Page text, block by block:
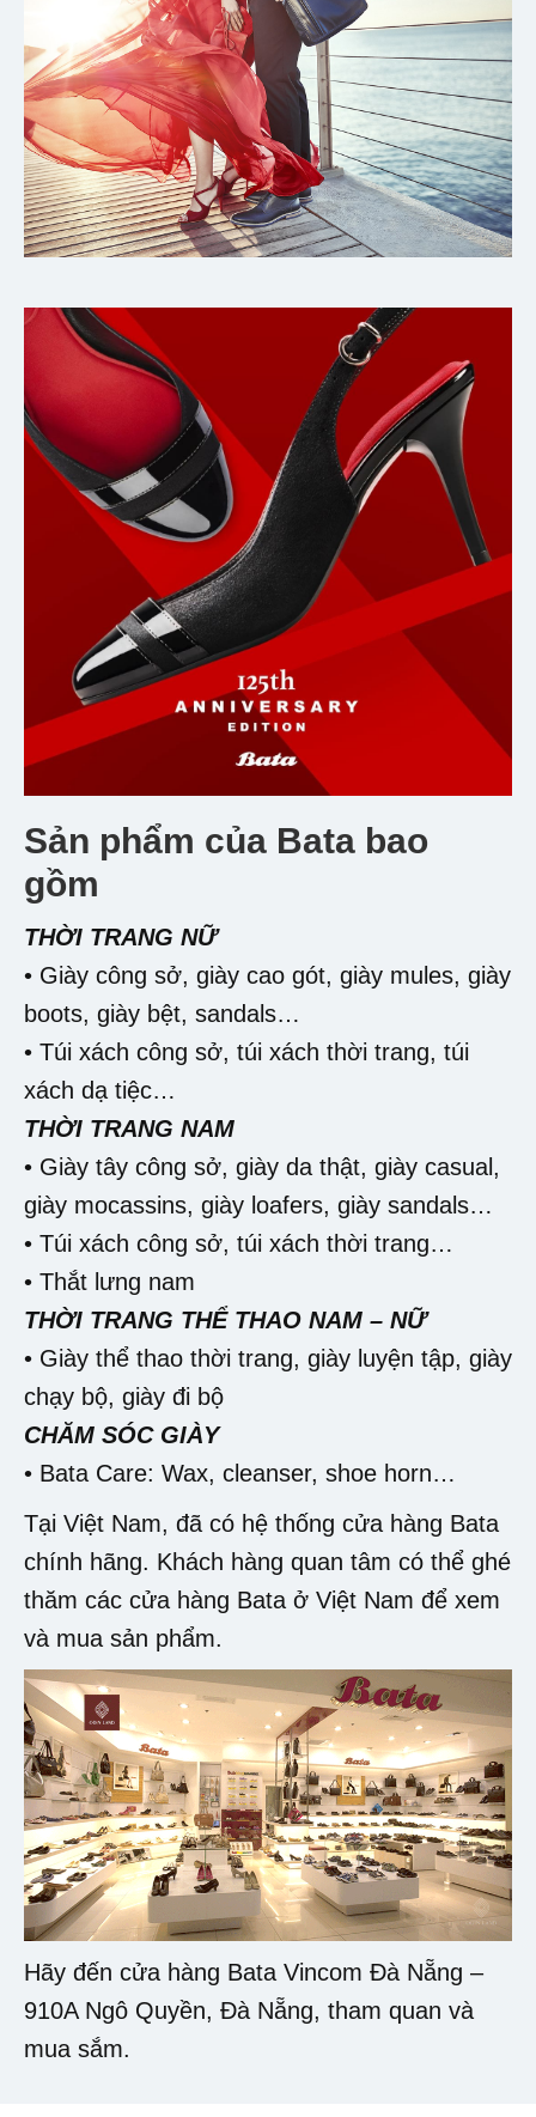
Sản phẩm của Bata bao
gồm
THỜI TRANG NỮ
• Giày công sở, giày cao gót, giày mules, giày
boots, giày bệt, sandals…
• Túi xách công sở, túi xách thời trang, túi
xách dạ tiệc…
THỜI TRANG NAM
• Giày tây công sở, giày da thật, giày casual,
giày mocassins, giày loafers, giày sandals…
• Túi xách công sở, túi xách thời trang…
• Thắt lưng nam
THỜI TRANG THỂ THAO NAM – NỮ
• Giày thể thao thời trang, giày luyện tập, giày
chạy bộ, giày đi bộ
CHĂM SÓC GIÀY
• Bata Care: Wax, cleanser, shoe horn…
Tại Việt Nam, đã có hệ thống cửa hàng Bata
chính hãng. Khách hàng quan tâm có thể ghé
thăm các cửa hàng Bata ở Việt Nam để xem
và mua sản phẩm.
Hãy đến cửa hàng Bata Vincom Đà Nẵng –
910A Ngô Quyền, Đà Nẵng, tham quan và
mua sắm.